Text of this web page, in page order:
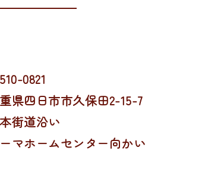
0821
県四日市市久保田2-15-7
街道沿い
マホームセンター向かい